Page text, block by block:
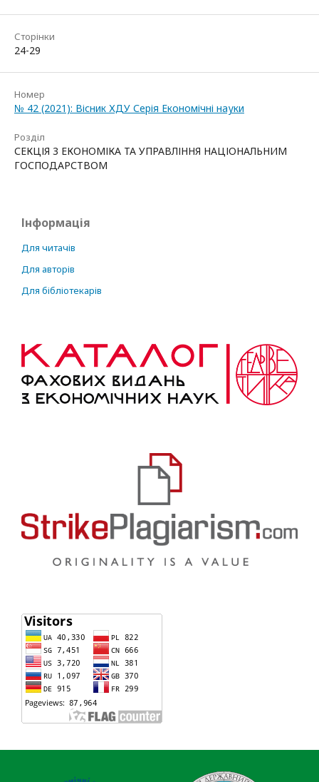
Сторінки
24-29
Номер
№ 42 (2021): Вісник ХДУ Серія Економічні науки
Розділ
СЕКЦІЯ 3 ЕКОНОМІКА ТА УПРАВЛІННЯ НАЦІОНАЛЬНИМ
ГОСПОДАРСТВОМ
Інформація
Для читачів
Для авторів
Для бібліотекарів